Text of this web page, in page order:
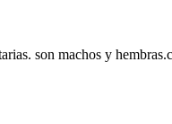
son machos y